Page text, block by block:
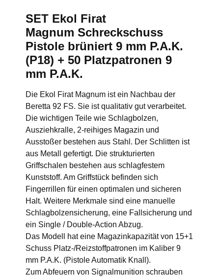
SET Ekol Firat
Magnum Schreckschuss
Pistole brüniert 9 mm P.A.K.
(P18) + 50 Platzpatronen 9
mm P.A.K.
Die Ekol Firat Magnum ist ein Nachbau der
Beretta 92 FS. Sie ist qualitativ gut verarbeitet.
Die wichtigen Teile wie Schlagbolzen,
Ausziehkralle, 2-reihiges Magazin und
Ausstoßer bestehen aus Stahl. Der Schlitten ist
aus Metall gefertigt. Die strukturierten
Griffschalen bestehen aus schlagfestem
Kunststoff. Am Griffstück befinden sich
Fingerrillen für einen optimalen und sicheren
Halt. Weitere Merkmale sind eine manuelle
Schlagbolzensicherung, eine Fallsicherung und
ein Single / Double-Action Abzug.
Das Modell hat eine Magazinkapazität von 15+1
Schuss Platz-/Reizstoffpatronen im Kaliber 9
mm P.A.K. (Pistole Automatik Knall).
Zum Abfeuern von Signalmunition schrauben